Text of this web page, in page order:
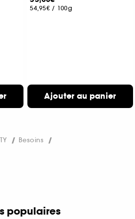
54,95€ / 100g
Ajouter au panier
Besoins
populaires